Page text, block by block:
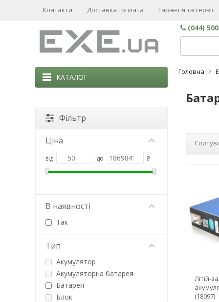
Контакти Доставка і оплата Гарантія та сервіс
(044)
КАТАЛОГ
Головна
Літій-
(18097)
Фільтр
Ціна
від до ₴
В наявності
Так
Тип
Акумулятор
Акумуляторна батарея
Батарея
Блок